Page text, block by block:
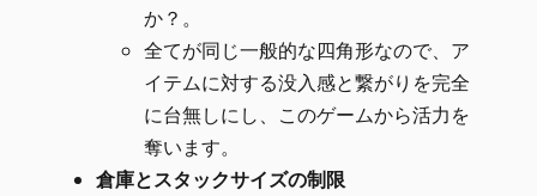
か？。
全てが同じ一般的な四角形なので、ア
イテムに対する没入感と繋がりを完全
に台無しにし、このゲームから活力を
奪います。
倉庫とスタックサイズの制限